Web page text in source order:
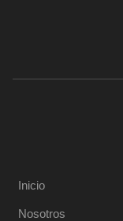
Inicio
Nosotros